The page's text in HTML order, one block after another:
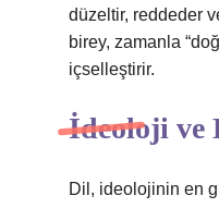
düzeltir, reddeder
birey, zamanla
içselleştirir.
İdeoloji ve
Dil, ideolojinin en